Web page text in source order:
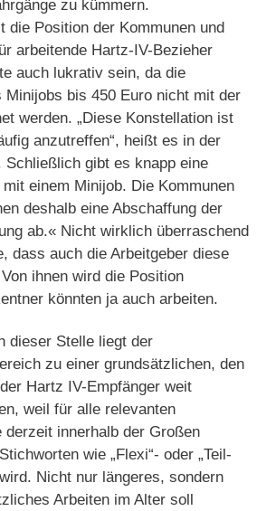
zu kümmern.
die Position der Kommunen und
arbeitende Hartz-IV-Bezieher
auch lukrativ sein, da die
Minijobs bis 450 Euro nicht mit der
werden. „Diese Konstellation ist
anzutreffen“, heißt es in der
Schließlich gibt es knapp eine
einem Minijob. Die Kommunen
deshalb eine Abschaffung der
ab.« Nicht wirklich überraschend
dass auch die Arbeitgeber diese
ihnen wird die Position
könnten ja auch arbeiten.
dieser Stelle liegt der
zu einer grundsätzlichen, den
Hartz IV-Empfänger weit
weil für alle relevanten
derzeit innerhalb der Großen
wie „Flexi“- oder „Teil-
Nicht nur längeres, sondern
Arbeiten im Alter soll